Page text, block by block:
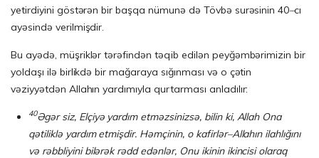
yetirdiyini göstərən bir başqa nümunə də Tövbə surəsinin 40–cı
ayəsində verilmişdir.
Bu ayədə, müşriklər tərəfindən təqib edilən peyğəmbərimizin bir
yoldaşı ilə birlikdə bir mağaraya sığınması və o çətin
vəziyyətdən Allahın yardımıyla qurtarması anladılır:
40Əgər siz, Elçiyə yardım etməzsinizsə, bilin ki, Allah Ona
qətiliklə yardım et­miş­dir. Həmçinin, o kafirlər–Allahın ilahlığını
və rəbbliyini bilərək rədd edənlər, Onu ikinin ikincisi olaraq